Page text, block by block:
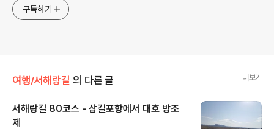
구독하기
여행/서해랑길 의 다른 글 더보기
서해랑길 80코스 - 삼길포항에서 대호 방조
제